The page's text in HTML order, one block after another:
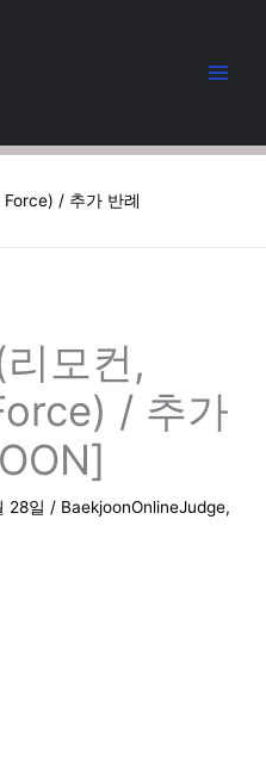
/ 추가 반례
모컨,
/ 추가
28일/ BaekjoonOnlineJudge,